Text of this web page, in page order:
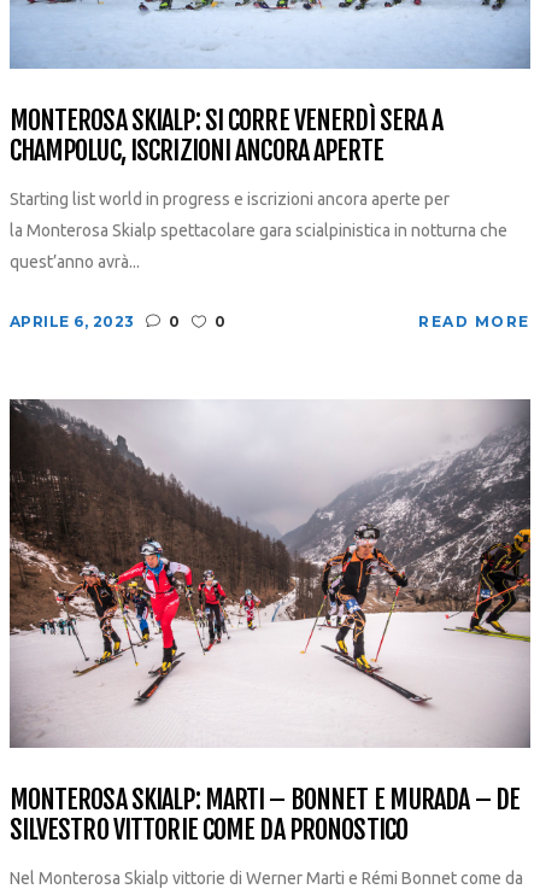
MONTEROSA SKIALP: SI CORRE VENERDÌ SERA A
CHAMPOLUC, ISCRIZIONI ANCORA APERTE
Starting list world in progress e iscrizioni ancora aperte per
la Monterosa Skialp spettacolare gara scialpinistica in notturna che
quest’anno avrà...
APRILE 6, 2023 0 0 READ MORE
MONTEROSA SKIALP: MARTI – BONNET E MURADA – DE
SILVESTRO VITTORIE COME DA PRONOSTICO
Nel Monterosa Skialp vittorie di Werner Marti e Rémi Bonnet come da